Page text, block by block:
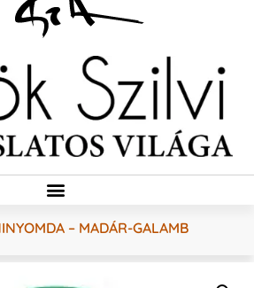
– MADÁR-GALAMB